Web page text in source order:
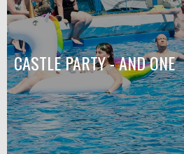
CASTLE PARTY - AND ONE